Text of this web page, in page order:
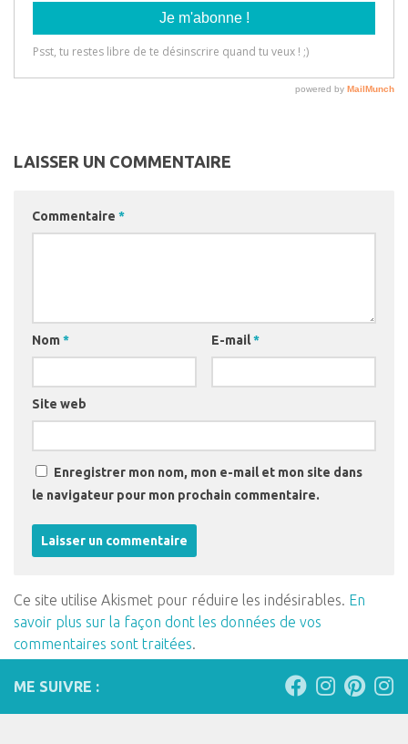
LAISSER UN COMMENTAIRE
Commentaire *
Nom * E-mail*
Site web
Enregistrer mon nom, mon e-mail et mon site dans
le navigateur pour mon prochain commentaire.
Ce site utilise Akismet pour réduire les indésirables. En
savoir plus sur la façon dont les données de vos
commentaires sont traitées.
ME SUIVRE :